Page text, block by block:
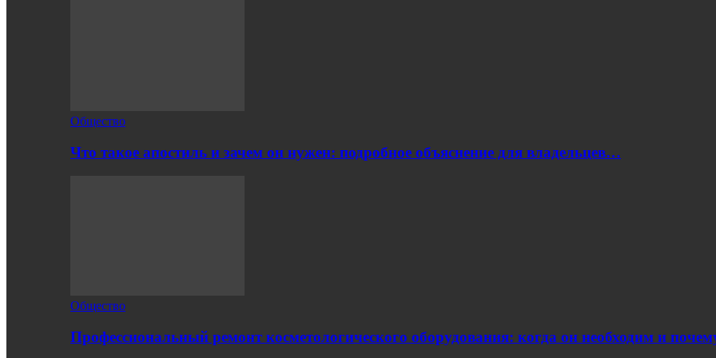
Общество
Что такое апостиль и зачем он нужен: подробное объяснение для владельцев…
Общество
Профессиональный ремонт косметологического оборудования: когда он необходим и